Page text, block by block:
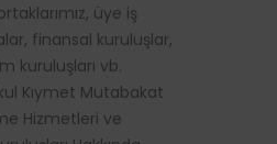
üye iş
finansal kuruluşlar,
kuruluşları vb.
Kıymet Mutabakat
Hizmetleri ve